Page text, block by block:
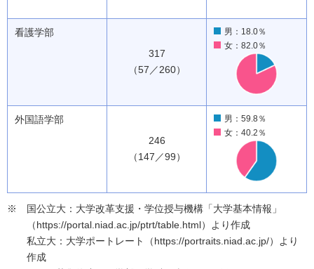
看護学部
317
（57／260）
男：18.0％
女：82.0％
外国語学部
246
（147／99）
男：59.8％
女：40.2％
国公立大：大学改革支援・学位授与機構「大学基本情報」
（https://portal.niad.ac.jp/ptrt/table.html）より作成
私立大：大学ポートレート（https://portraits.niad.ac.jp/）より
作成